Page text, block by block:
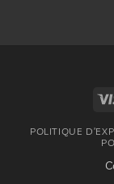
POLITIQUE